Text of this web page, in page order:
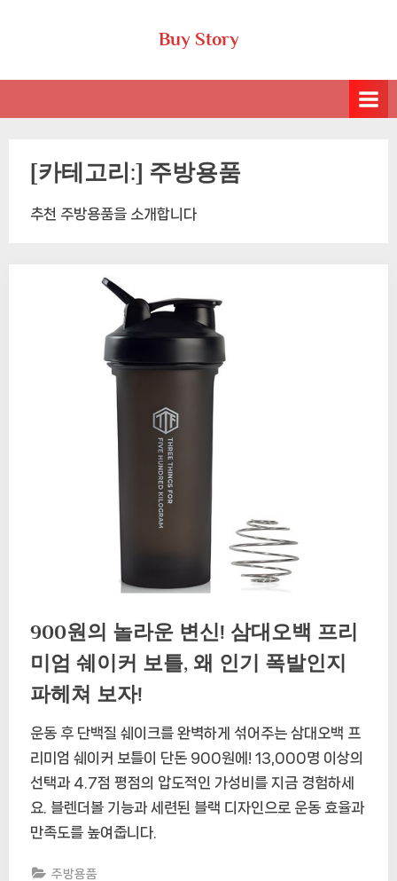
Buy Story
[카테고리:] 주방용품
추천 주방용품을 소개합니다
900원의 놀라운 변신! 삼대오백 프리
미엄 쉐이커 보틀, 왜 인기 폭발인지
파헤쳐 보자!
운동 후 단백질 쉐이크를 완벽하게 섞어주는 삼대오백 프
리미엄 쉐이커 보틀이 단돈 900원에! 13,000명 이상의
선택과 4.7점 평점의 압도적인 가성비를 지금 경험하세
요. 블렌더볼 기능과 세련된 블랙 디자인으로 운동 효율과
만족도를 높여줍니다.
주방용품